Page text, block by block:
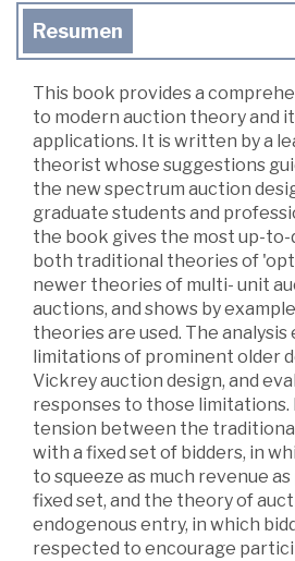
Resumen
This book provides a
to modern auction theory and
applications. It is written by a
theorist whose suggestions
the new spectrum auction
graduate students and
the book gives the most up-
both traditional theories of
newer theories of multi- unit
auctions, and shows by
theories are used. The
limitations of prominent older
Vickrey auction design, and
responses to those
tension between the
with a fixed set of bidders, in
to squeeze as much revenue
fixed set, and the theory of
endogenous entry, in which
respected to encourage